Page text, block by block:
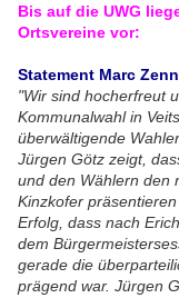
Bis auf die UWG
Ortsvereine vor:
Statement Marc
"Wir sind hocherfreut
Kommunalwahl in
überwältigende
Jürgen Götz zeigt,
und den Wählern den
Kinzkofer
Erfolg, dass nach
dem
gerade die
prägend war. Jürgen